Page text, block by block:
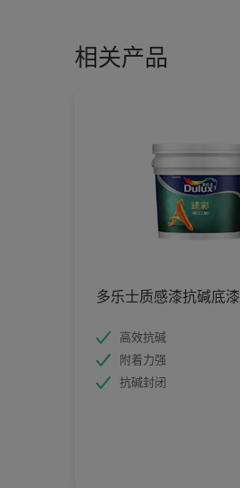
相关产品
多乐士质感漆抗碱底漆
高效抗碱
附着力强
抗碱封闭